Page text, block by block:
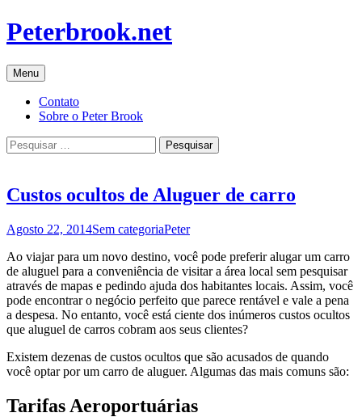
Saltar
para
conteúdo
Peterbrook.net
Menu
Contato
Sobre o Peter Brook
Pesquisar
por:
Custos ocultos de Aluguer de carro
Agosto 22, 2014Sem categoriaPeter
Ao viajar para um novo destino, você pode preferir alugar um carro
de aluguel para a conveniência de visitar a área local sem pesquisar
através de mapas e pedindo ajuda dos habitantes locais. Assim, você
pode encontrar o negócio perfeito que parece rentável e vale a pena
a despesa. No entanto, você está ciente dos inúmeros custos ocultos
que aluguel de carros cobram aos seus clientes?
Existem dezenas de custos ocultos que são acusados ​​de quando
você optar por um carro de aluguer. Algumas das mais comuns são:
Tarifas Aeroportuárias